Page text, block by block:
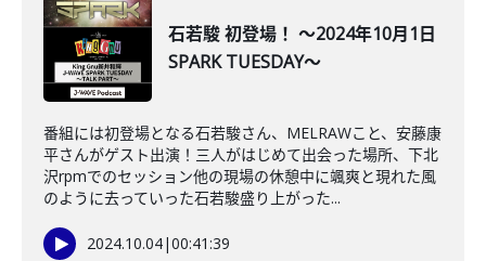
石若駿 初登場！ ～2024年10月1日
SPARK TUESDAY～
番組には初登場となる石若駿さん、MELRAWこと、安藤康
平さんがゲスト出演！三人がはじめて出会った場所、下北
沢rpmでのセッション他の現場の休憩中に颯爽と現れた風
のように去っていった石若駿盛り上がった...
2024.10.04|00:41:39